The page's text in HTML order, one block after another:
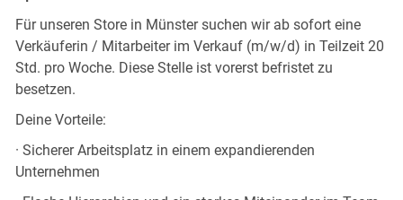
Für unseren Store in Münster suchen wir ab sofort eine
Verkäuferin / Mitarbeiter im Verkauf (m/w/d) in Teilzeit 20
Std. pro Woche. Diese Stelle ist vorerst befristet zu
besetzen.
Deine Vorteile:
· Sicherer Arbeitsplatz in einem expandierenden
Unternehmen